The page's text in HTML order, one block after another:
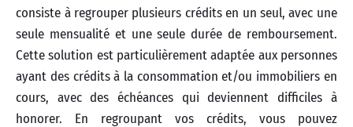
consiste à regrouper plusieurs crédits en un seul, avec une
seule mensualité et une seule durée de remboursement.
Cette solution est particulièrement adaptée aux personnes
ayant des crédits à la consommation et/ou immobiliers en
cours, avec des échéances qui deviennent difficiles à
honorer. En regroupant vos crédits, vous pouvez